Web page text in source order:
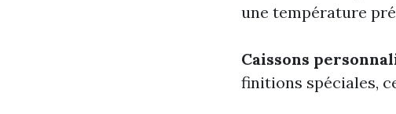
une température
Caissons
finitions spéciales,